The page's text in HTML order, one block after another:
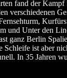
fand der Kampf
verschiedenen
und Unter den
ganz Berlin
Schleife ist aber
In 35 Jahren